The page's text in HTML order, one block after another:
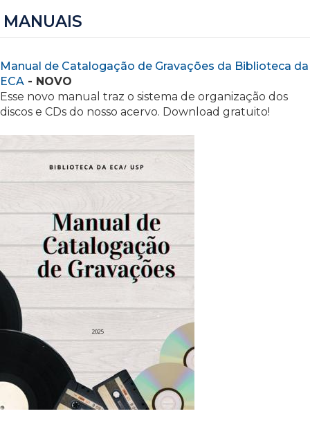
MANUAIS
Manual de Catalogação de Gravações da Biblioteca da
ECA - NOVO
Esse novo manual traz o sistema de organização dos
discos e CDs do nosso acervo. Download gratuito!